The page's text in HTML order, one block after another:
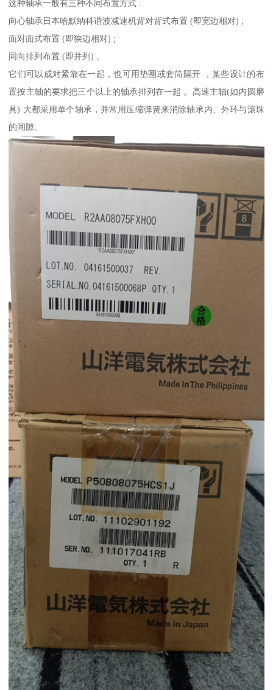
这种轴承一般有三种不同布置方式 :
向心轴承日本哈默纳科谐波减速机背对背式布置 (即宽边相对) ;
面对面式布置 (即狭边相对) ;
同向排列布置 (即并列) 。
它们可以成对紧靠在一起，也可用垫圈或套筒隔开 ，某些设计的布
置按主轴的要求把三个以上的轴承排列在一起 。高速主轴(如内圆磨
具) 大都采用单个轴承，并常用压缩弹簧来消除轴承内、外环与滚珠
的间隙。